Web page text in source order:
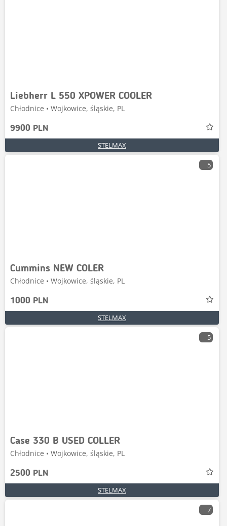
Liebherr L 550 XPOWER COOLER
Chłodnice • Wojkowice, śląskie, PL
9900 PLN
STELMAX
5
Cummins NEW COLER
Chłodnice • Wojkowice, śląskie, PL
1000 PLN
STELMAX
5
Case 330 B USED COLLER
Chłodnice • Wojkowice, śląskie, PL
2500 PLN
STELMAX
7